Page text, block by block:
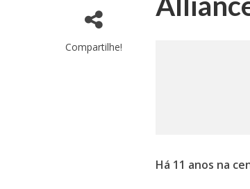
Compartilhe!
Há 11 anos na